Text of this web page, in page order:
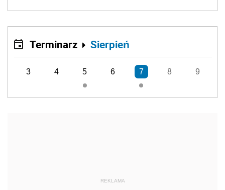
Terminarz Sierpień
3 4 5 6 7 8 9
REKLAMA